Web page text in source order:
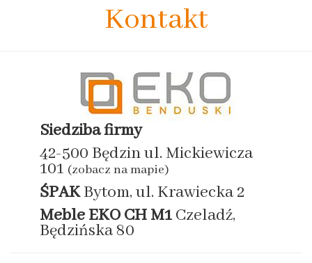
Kontakt
Siedziba firmy
42-500 Będzin ul. Mickiewicza
101 (zobacz na mapie)
ŚPAKBytom, ul. Krawiecka 2
Meble EKO CH M1Czeladź,
Będzińska 80